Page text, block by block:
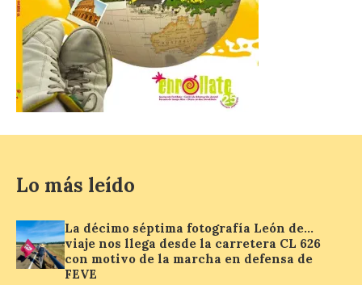
El Mercado Medieval abre
sus puertas en La Bañeza
con más de 60 puestos y
un amplio programa de
animación.
6 Ago 2026
incorpora un amplio
calendario de actividades
todos los públicos. La
Bañeza inauguró en la tarde de este
martes 4 de agosto una nueva edición de
su tradicional Mercado Medieval, que
hasta el próximo 6 […]
Lo más leído
La décimo séptima fotografía León de…
viaje nos llega desde la carretera CL 626
con motivo de la marcha en defensa de
FEVE